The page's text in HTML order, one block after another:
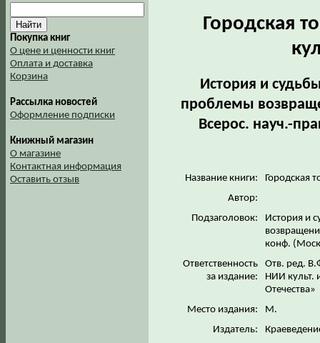
Покупка книг
О цене и ценности книг
Оплата и доставка
Корзина
Рассылка новостей
Оформление подписки
Книжный магазин
О магазине
Контактная информация
Оставить отзыв
Городская
История и
проблемы
Всерос. науч.-
Название книги:
Городская
Автор:
Подзаголовок:
История и
конф.
Ответственность
за издание:
Отв. ред.
НИИ культ.
Отечества»
Место издания:
М.
Издатель: